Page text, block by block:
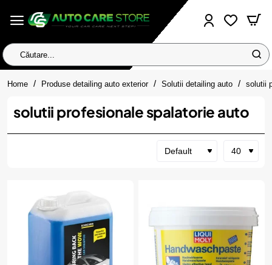
Căutare...
Home homeProduse detailing auto exterior Solutii detailing auto solutii
solutii profesionale spalatorie auto